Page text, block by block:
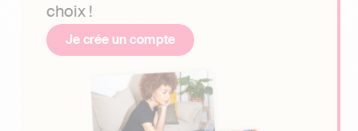
choix !
Je crée un compte